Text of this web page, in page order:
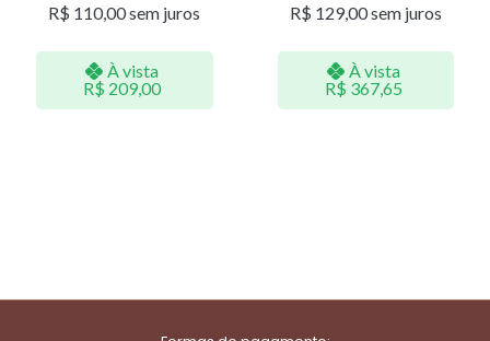
R$ 110,00sem juros
À vista
R$ 209,00
R$ 129,00sem juros
À vista
R$ 367,65